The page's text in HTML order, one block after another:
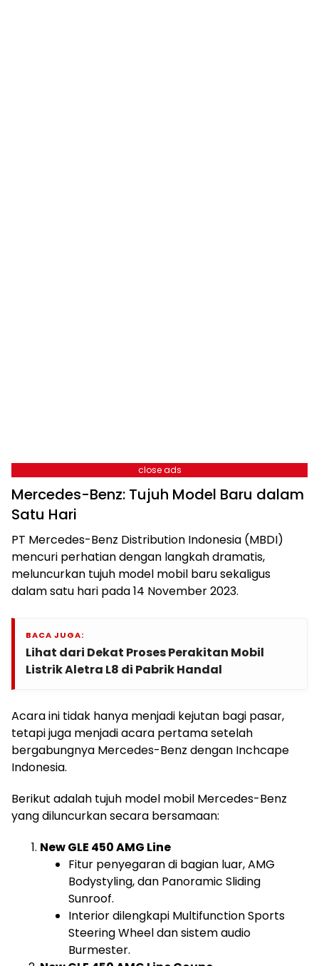
close ads
Mercedes-Benz: Tujuh Model Baru dalam
Satu Hari
PT Mercedes-Benz Distribution Indonesia (MBDI)
mencuri perhatian dengan langkah dramatis,
meluncurkan tujuh model mobil baru sekaligus
dalam satu hari pada 14 November 2023.
BACA JUGA:
Lihat dari Dekat Proses Perakitan Mobil
Listrik Aletra L8 di Pabrik Handal
Acara ini tidak hanya menjadi kejutan bagi pasar,
tetapi juga menjadi acara pertama setelah
bergabungnya Mercedes-Benz dengan Inchcape
Indonesia.
Berikut adalah tujuh model mobil Mercedes-Benz
yang diluncurkan secara bersamaan:
New GLE 450 AMG Line
Fitur penyegaran di bagian luar, AMG
Bodystyling, dan Panoramic Sliding
Sunroof.
Interior dilengkapi Multifunction Sports
Steering Wheel dan sistem audio
Burmester.